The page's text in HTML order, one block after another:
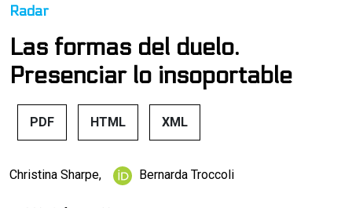
Radar
Las formas del duelo.
Presenciar lo insoportable
PDF HTML XML
Christina Sharpe, Bernarda Troccoli